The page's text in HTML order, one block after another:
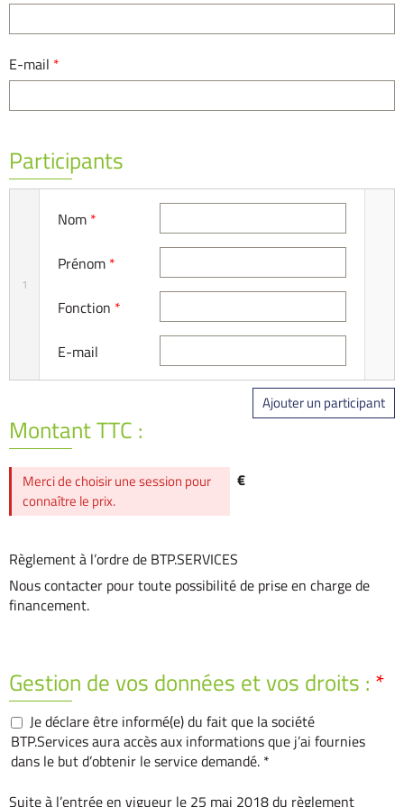
E-mail *
Participants
1
Nom *
Prénom *
Fonction *
E-mail
Ajouter un participant
Montant TTC :
€
Merci de choisir une session pour
connaître le prix.
Règlement à l’ordre de BTP.SERVICES
Nous contacter pour toute possibilité de prise en charge de
financement.
Gestion de vos données et vos droits : *
Je déclare être informé(e) du fait que la société
BTP.Services aura accès aux informations que j’ai fournies
dans le but d’obtenir le service demandé. *
Suite à l’entrée en vigueur le 25 mai 2018 du règlement